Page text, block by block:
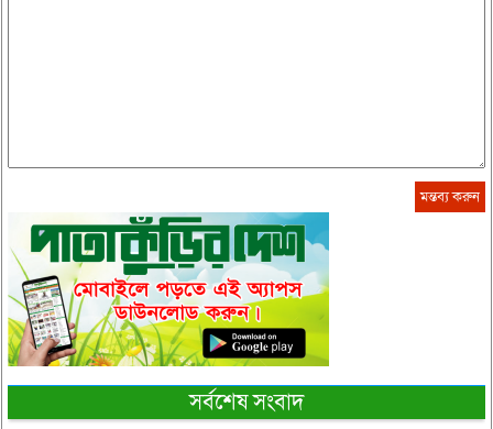
সর্বশেষ সংবাদ